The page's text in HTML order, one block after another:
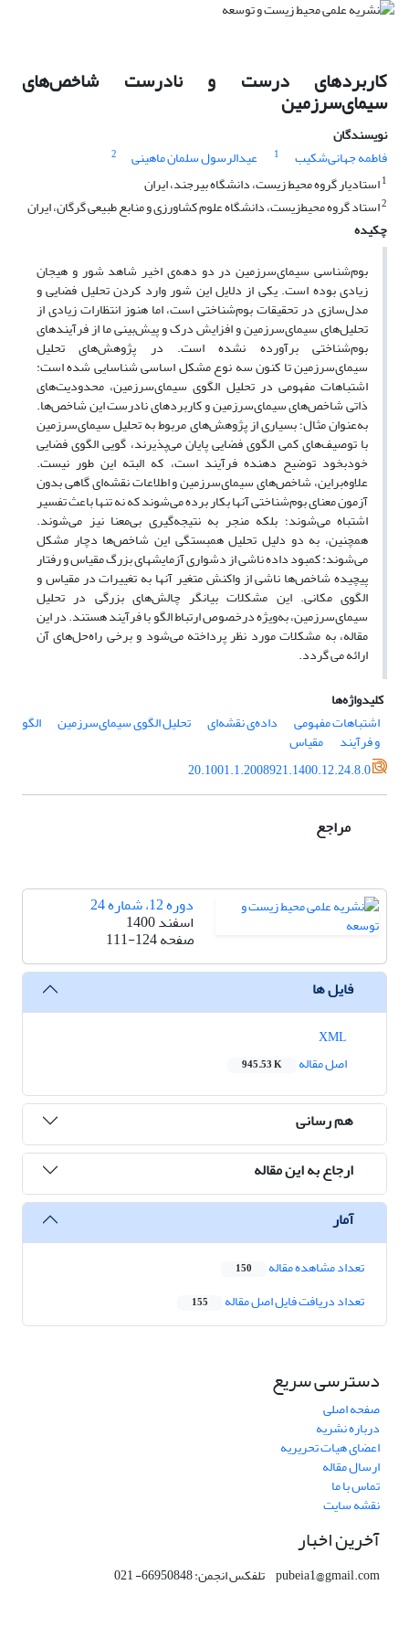
کاربردهای درست و نادرست شاخص‌‌های
سیمای‌‌سرزمین
نویسندگان
فاطمه جهانی‌‌شکیب
1 عیدالرسول سلمان ماهینی
2
1استادیار گروه محیط زیست، دانشگاه بیرجند، ایران
2استاد گروه محیط‌‌زیست، دانشگاه علوم کشاورزی و منابع طبیعی گرگان، ایران
چکیده
بوم‌‌شناسی سیمای‌‌سرزمین در دو دهه‌‌ی اخیر شاهد شور و هیجان
زیادی بوده است. یکی از دلایل این شور وارد کردن تحلیل فضایی و
مدل‌‌سازی در تحقیقات بوم‌‌شناختی است، اما هنوز انتظارات زیادی از
تحلیل‌‌های سیمای‌‌سرزمین و افزایش درک و پیش‌‌بینی ما از فرآیندهای
بوم‌‌شناختی برآورده نشده است. در پژوهش‌‌های تحلیل
سیمای‌‌سرزمین تا کنون سه نوع مشکل اساسی شناسایی شده است:
اشتباهات مفهومی در تحلیل الگوی سیمای‌‌سرزمین، محدودیت‌‌های
ذاتی شاخص‌‌های سیمای‌‌سرزمین و کاربردهای نادرست این شاخص‌‌ها.
به‌‌عنوان مثال؛ بسیاری از پژوهش‌‌های مربوط به تحلیل سیمای‌‌سرزمین
با توصیف‌‌های کمی الگوی فضایی پایان می‌‌پذیرند، گویی الگوی فضایی
خودبخود توضیح دهنده فرآیند است، که البته این طور نیست.
علاوه‌‌براین، شاخص‌‌های سیمای‌‌سرزمین و اطلاعات نقشه‌‌ای گاهی بدون
آزمون معنای بوم‌‌شناختی آنها بکار برده می‌‌شوند که نه تنها باعث تفسیر
اشتباه می‌‌شوند؛ بلکه منجر به نتیجه‌‌گیری بی‌‌معنا نیز می‌‌شوند.
همچنین، به دو دلیل تحلیل همبستگی این شاخص‌‌ها دچار مشکل
می‌‌شوند: کمبود داده ناشی از دشواری آزمایشهای بزرگ مقیاس و رفتار
پیچیده شاخص‌‌ها ناشی از واکنش متغیر آنها به تغییرات در مقیاس و
الگوی مکانی. این مشکلات بیانگر چالش‌‌های بزرگی در تحلیل
سیمای‌‌سرزمین، به‌‌ویژه درخصوص ارتباط الگو با فرآیند هستند. در این
مقاله، به مشکلات مورد نظر پرداخته می‌‌شود و برخی راه‌‌حل‌‌های آن
ارائه می گردد.
کلیدواژه‌ها
اشتباهات مفهومی
داده‌‌ی نقشه‌‌ای تحلیل الگوی سیمای‌‌سرزمین الگو
و فرآیند
مقیاس
20.1001.1.2008921.1400.12.24.8.0
مراجع
دوره 12، شماره 24
اسفند 1400
صفحه111-124
فایل ها
اصل مقاله
945.53 K
هم رسانی
ارجاع به این مقاله
آمار
تعداد مشاهده مقاله 150
تعداد دریافت فایل اصل مقاله 155
دسترسی سریع
صفحه اصلی
درباره نشریه
اعضای هیات تحریریه
ارسال مقاله
تماس با ما
نقشه سایت
آخرین اخبار
pubeia1@gmail.com تلفکس انجمن: 66950848- 021